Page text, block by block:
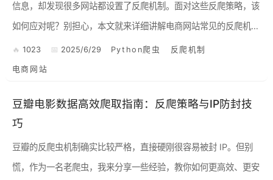
信息，却发现很多网站都设置了反爬机制。面对这些反爬策略，该
如何应对呢？别担心，本文就来详细讲解电商网站常见的反爬机
制，并提供相应的Python爬虫应对策略，助你轻松突破反爬封
锁...
1023 2025/6/29 Python爬虫 反爬机制
电商网站
豆瓣电影数据高效爬取指南：反爬策略与IP防封技
巧
豆瓣的反爬虫机制确实比较严格，直接硬刚很容易被封 IP。但别
慌，作为一名老爬虫，我来分享一些经验，教你如何更高效、更安